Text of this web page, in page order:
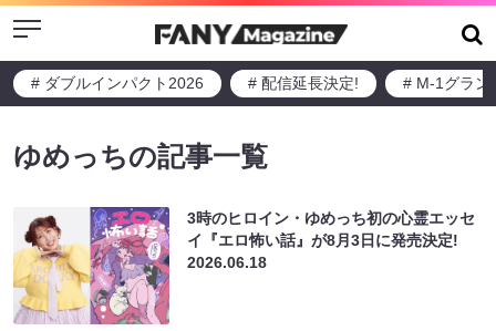
Menu
# ダブルインパクト2026 # 配信延長決定! # M-1グラン
ゆめっちの記事一覧
3時のヒロイン・ゆめっち初の心霊エッセ
イ『エロ怖い話』が8月3日に発売決定!
2026.06.18